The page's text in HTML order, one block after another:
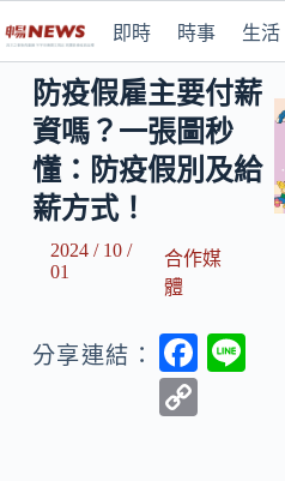
即時 時事 生活
防疫假雇主要付薪
資嗎？一張圖秒
懂：防疫假別及給
薪方式！
2024 / 10 /
01
合作媒
體
分享連結：
F